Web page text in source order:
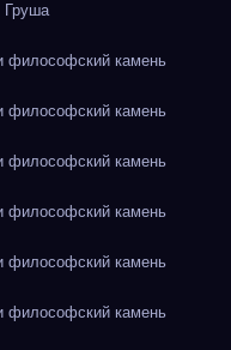
Груша
философский камень
философский камень
философский камень
философский камень
философский камень
философский камень